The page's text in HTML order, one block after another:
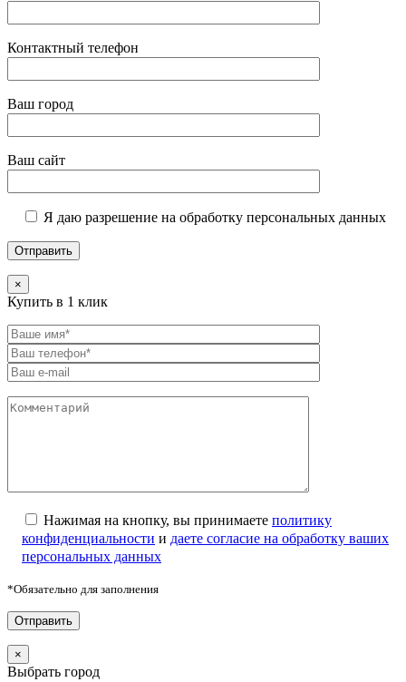
Контактный телефон
Ваш город
Ваш сайт
Я даю разрешение на обработку персональных данных
×
Купить в 1 клик
Нажимая на кнопку, вы принимаете политику
конфиденциальности и даете согласие на обработку ваших
персональных данных
*Обязательно для заполнения
×
Выбрать город